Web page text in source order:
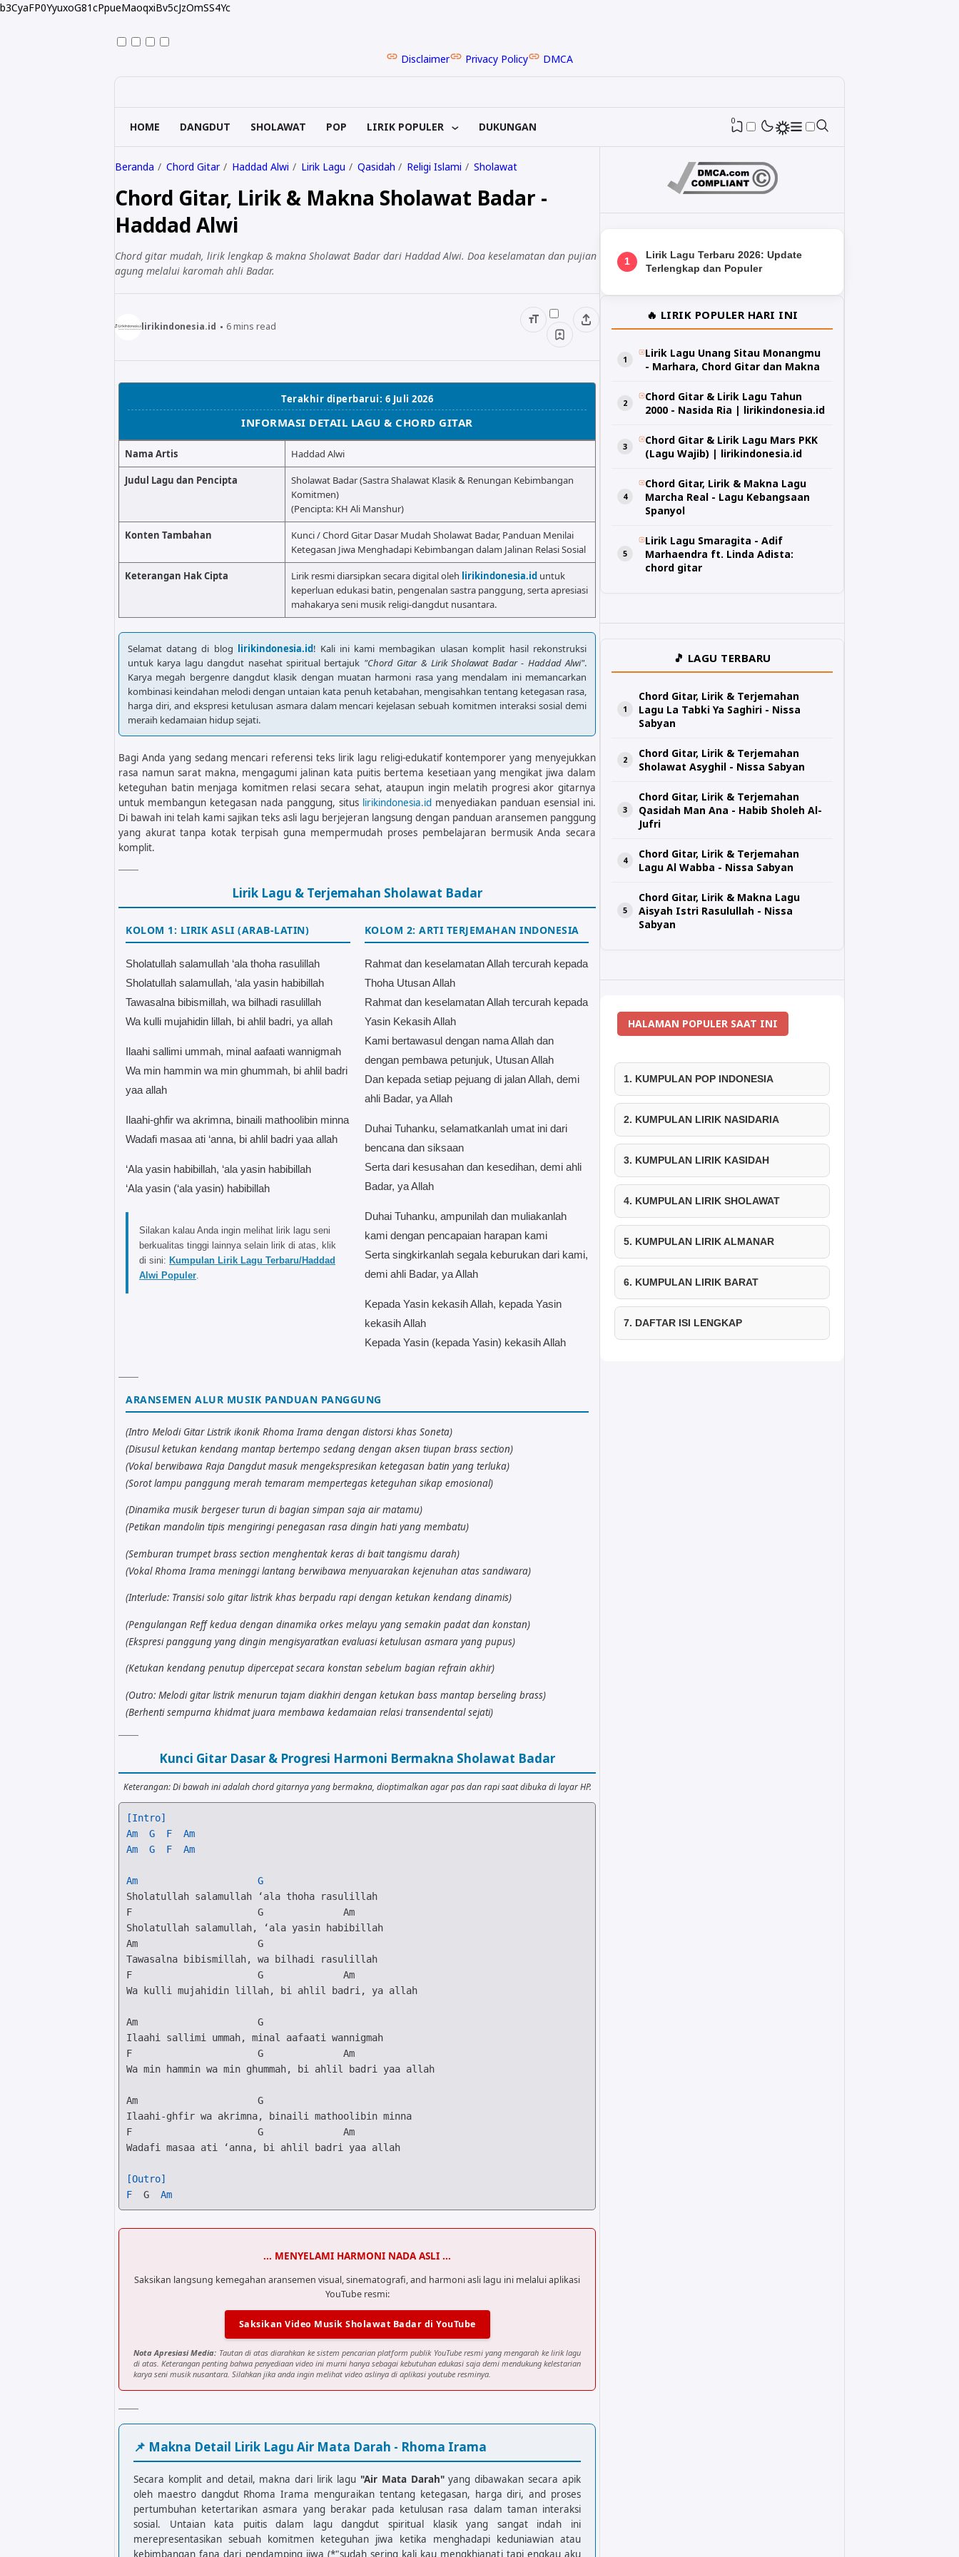
b3CyaFP0YyuxoG81cPpueMaoqxiBv5cJzOmSS4Yc
Disclaimer Privacy Policy DMCA
HOME DANGDUT SHOLAWAT POP LIRIK POPULER DUKUNGAN 0
Beranda Chord Gitar Haddad Alwi Lirik Lagu Qasidah Religi Islami Sholawat
Chord Gitar, Lirik & Makna Sholawat Badar -
Haddad Alwi
Chord gitar mudah, lirik lengkap & makna Sholawat Badar dari Haddad Alwi. Doa keselamatan dan pujian
agung melalui karomah ahli Badar.
lirikindonesia.id 6mins read
Terakhir diperbarui: 6 Juli 2026
INFORMASI DETAIL LAGU & CHORD GITAR
Nama Artis Haddad Alwi
Judul Lagu dan Pencipta
Sholawat Badar (Sastra Shalawat Klasik & Renungan Kebimbangan
Komitmen)
(Pencipta: KH Ali Manshur)
Konten Tambahan
Kunci / Chord Gitar Dasar Mudah Sholawat Badar, Panduan Menilai
Ketegasan Jiwa Menghadapi Kebimbangan dalam Jalinan Relasi Sosial
Keterangan Hak Cipta Lirik resmi diarsipkan secara digital oleh lirikindonesia.id untuk
keperluan edukasi batin, pengenalan sastra panggung, serta apresiasi
mahakarya seni musik religi-dangdut nusantara.
Selamat datang di blog lirikindonesia.id! Kali ini kami membagikan ulasan komplit hasil rekonstruksi
untuk karya lagu dangdut nasehat spiritual bertajuk "Chord Gitar & Lirik Sholawat Badar - Haddad Alwi".
Karya megah bergenre dangdut klasik dengan muatan harmoni rasa yang mendalam ini memancarkan
kombinasi keindahan melodi dengan untaian kata penuh ketabahan, mengisahkan tentang ketegasan rasa,
harga diri, and ekspresi ketulusan asmara dalam mencari kejelasan sebuah komitmen interaksi sosial demi
meraih kedamaian hidup sejati.
Bagi Anda yang sedang mencari referensi teks lirik lagu religi-edukatif kontemporer yang menyejukkan
rasa namun sarat makna, mengagumi jalinan kata puitis bertema kesetiaan yang mengikat jiwa dalam
keteguhan batin menjaga komitmen relasi secara sehat, ataupun ingin melatih progresi akor gitarnya
untuk membangun ketegasan nada panggung, situs lirikindonesia.id menyediakan panduan esensial ini.
Di bawah ini telah kami sajikan teks asli lagu berjejeran langsung dengan panduan aransemen panggung
yang akurat tanpa kotak terpisah guna mempermudah proses pembelajaran bermusik Anda secara
komplit.
Lirik Lagu & Terjemahan Sholawat Badar
KOLOM 1: LIRIK ASLI (ARAB-LATIN)
Sholatullah salamullah ‘ala thoha rasulillah
Sholatullah salamullah, ‘ala yasin habibillah
Tawasalna bibismillah, wa bilhadi rasulillah
Wa kulli mujahidin lillah, bi ahlil badri, ya allah
Ilaahi sallimi ummah, minal aafaati wannigmah
Wa min hammin wa min ghummah, bi ahlil badri
yaa allah
Ilaahi-ghfir wa akrimna, binaili mathoolibin minna
Wadafi masaa ati ‘anna, bi ahlil badri yaa allah
‘Ala yasin habibillah, ‘ala yasin habibillah
‘Ala yasin (‘ala yasin) habibillah
Silakan kalau Anda ingin melihat lirik lagu seni
berkualitas tinggi lainnya selain lirik di atas, klik
di sini: Kumpulan Lirik Lagu Terbaru/Haddad
Alwi Populer
KOLOM 2: ARTI TERJEMAHAN INDONESIA
Rahmat dan keselamatan Allah tercurah kepada
Thoha Utusan Allah
Rahmat dan keselamatan Allah tercurah kepada
Yasin Kekasih Allah
Kami bertawasul dengan nama Allah dan
dengan pembawa petunjuk, Utusan Allah
Dan kepada setiap pejuang di jalan Allah, demi
ahli Badar, ya Allah
Duhai Tuhanku, selamatkanlah umat ini dari
bencana dan siksaan
Serta dari kesusahan dan kesedihan, demi ahli
Badar, ya Allah
Duhai Tuhanku, ampunilah dan muliakanlah
kami dengan pencapaian harapan kami
Serta singkirkanlah segala keburukan dari kami,
demi ahli Badar, ya Allah
Kepada Yasin kekasih Allah, kepada Yasin
kekasih Allah
Kepada Yasin (kepada Yasin) kekasih Allah
ARANSEMEN ALUR MUSIK PANDUAN PANGGUNG
(Intro Melodi Gitar Listrik ikonik Rhoma Irama dengan distorsi khas Soneta)
(Disusul ketukan kendang mantap bertempo sedang dengan aksen tiupan brass section)
(Vokal berwibawa Raja Dangdut masuk mengekspresikan ketegasan batin yang terluka)
(Sorot lampu panggung merah temaram mempertegas keteguhan sikap emosional)
(Dinamika musik bergeser turun di bagian simpan saja air matamu)
(Petikan mandolin tipis mengiringi penegasan rasa dingin hati yang membatu)
(Semburan trumpet brass section menghentak keras di bait tangismu darah)
(Vokal Rhoma Irama meninggi lantang berwibawa menyuarakan kejenuhan atas sandiwara)
(Interlude: Transisi solo gitar listrik khas berpadu rapi dengan ketukan kendang dinamis)
(Pengulangan Reff kedua dengan dinamika orkes melayu yang semakin padat dan konstan)
(Ekspresi panggung yang dingin mengisyaratkan evaluasi ketulusan asmara yang pupus)
(Ketukan kendang penutup dipercepat secara konstan sebelum bagian refrain akhir)
(Outro: Melodi gitar listrik menurun tajam diakhiri dengan ketukan bass mantap berseling brass)
(Berhenti sempurna khidmat juara membawa kedamaian relasi transendental sejati)
Kunci Gitar Dasar & Progresi Harmoni Bermakna Sholawat Badar
Keterangan: Di bawah ini adalah chord gitarnya yang bermakna, dioptimalkan agar pas dan rapi saat dibuka di layar HP.
[Intro]
Am
G F
Am
Am
G F Am
Am
G
F
G
Am
Am
G
F
G
Am
Wa kulli mujahidin lillah, bi ahlil badri, ya allah
Am
G
F
G
Am
Wa min hammin wa min ghummah, bi ahlil badri yaa allah
Am
G
F
G
Am
Wadafi masaa ati ‘anna, bi ahlil badri yaa allah
[Outro]
F
G Am
... MENYELAMI HARMONI NADA ASLI ...
Saksikan langsung kemegahan aransemen visual, sinematografi, and harmoni asli lagu ini melalui aplikasi
YouTube resmi:
Saksikan Video Musik Sholawat Badar di YouTube
Nota Apresiasi Media: Tautan di atas diarahkan ke sistem pencarian platform publik YouTube resmi yang mengarah ke lirik lagu
di atas. Keterangan penting bahwa penyediaan video ini murni hanya sebagai kebutuhan edukasi saja demi mendukung kelestarian
karya seni musik nusantara. Silahkan jika anda ingin melihat video aslinya di aplikasi youtube resminya.
📌 Makna Detail Lirik Lagu Air Mata Darah - Rhoma Irama
Secara komplit and detail, makna dari lirik lagu "Air Mata Darah"yang dibawakan secara apik
oleh maestro dangdut Rhoma Irama menguraikan tentang ketegasan, harga diri, and proses
pertumbuhan ketertarikan asmara yang berakar pada ketulusan rasa dalam taman interaksi
sosial. Untaian kata puitis dalam lagu dangdut spiritual klasik yang sangat indah ini
merepresentasikan sebuah komitmen keteguhan jiwa ketika menghadapi keduniawian atau
kebimbangan fana dari pendamping jiwa (*"sudah sering kali kau mengkhianati tapi engkau aku
1
Lirik Lagu Terbaru 2026: Update
Terlengkap dan Populer
🔥 LIRIK POPULER HARI INI
Lirik Lagu Unang Sitau Monangmu
- Marhara, Chord Gitar dan Makna
Chord Gitar & Lirik Lagu Tahun
2000 - Nasida Ria | lirikindonesia.id
Chord Gitar & Lirik Lagu Mars PKK
(Lagu Wajib) | lirikindonesia.id
Chord Gitar, Lirik & Makna Lagu
Marcha Real - Lagu Kebangsaan
Spanyol
Lirik Lagu Smaragita - Adif
Marhaendra ft. Linda Adista:
chord gitar
🎵 LAGU TERBARU
Chord Gitar, Lirik & Terjemahan
Lagu La Tabki Ya Saghiri - Nissa
Sabyan
Chord Gitar, Lirik & Terjemahan
Sholawat Asyghil - Nissa Sabyan
Chord Gitar, Lirik & Terjemahan
Qasidah Man Ana - Habib Sholeh Al-
Jufri
Chord Gitar, Lirik & Terjemahan
Lagu Al Wabba - Nissa Sabyan
Chord Gitar, Lirik & Makna Lagu
Aisyah Istri Rasulullah - Nissa
Sabyan
HALAMAN POPULER SAAT INI
1. KUMPULAN POP INDONESIA
2. KUMPULAN LIRIK NASIDARIA
3. KUMPULAN LIRIK KASIDAH
4. KUMPULAN LIRIK SHOLAWAT
5. KUMPULAN LIRIK ALMANAR
6. KUMPULAN LIRIK BARAT
7. DAFTAR ISI LENGKAP